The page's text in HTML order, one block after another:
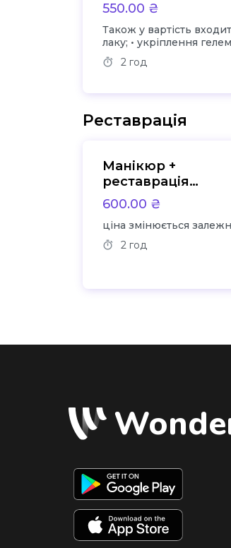
550.00 ₴
Також у вартість
лаку; • укріплення гелем; • ремонт
нігтів
2 год
Реставрація
Манікюр +
реставрація
квадрату/
клюючих нігтів/
скручених нігтів
+покриття
600.00 ₴
ціна змінюється
2 год